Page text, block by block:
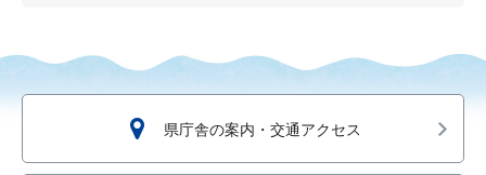
県庁舎の案内・交通アクセス